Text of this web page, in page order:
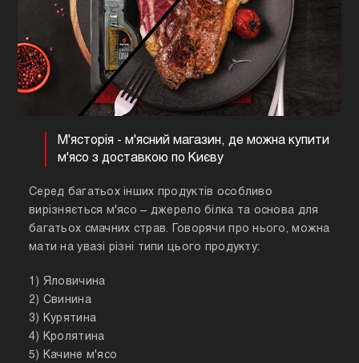
М'ясторія - м'ясний магазин, де можна купити
м'ясо з доставкою по Києву
Серед багатьох інших продуктів особливо
вирізняється м'ясо – джерело білка та основа для
багатьох смачних страв. Говорячи про нього, можна
мати на увазі різні типи цього продукту:
1) Яловичина
2) Свинина
3) Курятина
4) Кролятина
5) Качине м'ясо